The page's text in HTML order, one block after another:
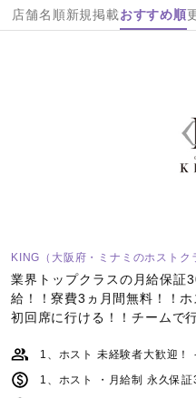
店舗名順新規掲載おすすめ順
KING（大阪府・ミナミのホストク
業界トップクラスの月給保証
給！！寮費3ヵ月間無料！！
初回席に行ける！！チームで